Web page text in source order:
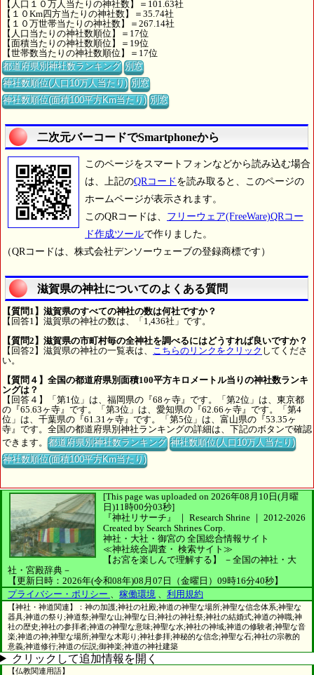
【人口１０万人当たりの神社数】＝101.63社
【１０Km四方当たりの神社数】＝35.74社
【１０万世帯当たりの神社数】＝267.14社
【人口当たりの神社数順位】＝17位
【面積当たりの神社数順位】＝19位
【世帯数当たりの神社数順位】＝17位
都道府県別神社数ランキング 別窓
神社数順位(人口10万人当たり) 別窓
神社数順位(面積100平方Km当たり) 別窓
二次元バーコードでSmartphoneから
このページをスマートフォンなどから読み込む場合
は、上記のQRコード を読み取ると、このページの
ホームページが表示されます。
このQRコードは、 フリーウェア(FreeWare)QRコー
ド作成ツールで作りました。
（QRコードは、株式会社デンソーウェーブの登録商標です）
滋賀県の神社についてのよくある質問
【質問1】滋賀県のすべての神社の数は何社ですか？
【回答1】滋賀県の神社の数は、「1,436社」です。
【質問2】滋賀県の市町村毎の全神社を調べるにはどうすれば良いですか？
【回答2】滋賀県の神社の一覧表は、
こちらのリンクをクリック してくださ
い。
【質問４】全国の都道府県別面積100平方キロメートル当りの神社数ランキ
ングは？
【回答４】「第1位」は、福岡県の『68ヶ寺』です。「第2位」は、東京都
の『65.63ヶ寺』です。「第3位」は、愛知県の『62.66ヶ寺』です。「第4
位」は、千葉県の『61.31ヶ寺』です。「第5位」は、富山県の『53.35ヶ
寺』です。全国の都道府県別神社ランキングの詳細は、下記のボタンで確認
できます。都道府県別神社数ランキング 神社数順位(人口10万人当たり)
神社数順位(面積100平方Km当たり)
[This page was uploaded on 2026年08月10日(月曜
日)11時00分03秒]
『神社リサーチ』 ｜ Research Shrine ｜ 2012-2026
Created by Search Shrines Corp.
神社・大社・御宮の 全国総合情報サイト
≪神社統合調査・ 検索サイト≫
【お宮を楽しんで理解する】
－全国の神社・大
社・宮殿辞典－
【更新日時：2026年(令和08年)08月07日（金曜日）09時16分40秒】
プライバシー・ポリシー
稼働環境 利用規約
【神社・神道関連】：神の加護;神社の社殿;神道の神聖な場所;神聖な信念体系;神聖な
器具;神道の祭り;神道祭;神聖な山;神聖な日;神社の神社祭;神社の結婚式;神道の神職;神
社の歴史;神社の参拝者;神道の神聖な意味;神聖な水;神社の神域;神道の修験者;神聖な音
楽;神道の神;神聖な場所;神聖な木彫り;神社参拝;神秘的な信念;神聖な石;神社の宗教的
意義;神道修行;神道の伝説;御神楽;神道の神社建築
クリックして追加情報を開く
【仏教関連用語】